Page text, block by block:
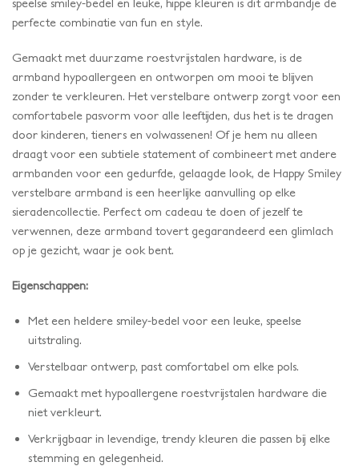
speelse smiley-bedel en leuke, hippe kleuren is dit armbandje de
perfecte combinatie van fun en style.
Gemaakt met duurzame roestvrijstalen hardware, is de
armband hypoallergeen en ontworpen om mooi te blijven
zonder te verkleuren. Het verstelbare ontwerp zorgt voor een
comfortabele pasvorm voor alle leeftijden, dus het is te dragen
door kinderen, tieners en volwassenen! Of je hem nu alleen
draagt ​​voor een subtiele statement of combineert met andere
armbanden voor een gedurfde, gelaagde look, de Happy Smiley
verstelbare armband is een heerlijke aanvulling op elke
sieradencollectie. Perfect om cadeau te doen of jezelf te
verwennen, deze armband tovert gegarandeerd een glimlach
op je gezicht, waar je ook bent.
Eigenschappen:
Met een heldere smiley-bedel voor een leuke, speelse
uitstraling.
Verstelbaar ontwerp, past comfortabel om elke pols.
Gemaakt met hypoallergene roestvrijstalen hardware die
niet verkleurt.
Verkrijgbaar in levendige, trendy kleuren die passen bij elke
stemming en gelegenheid.